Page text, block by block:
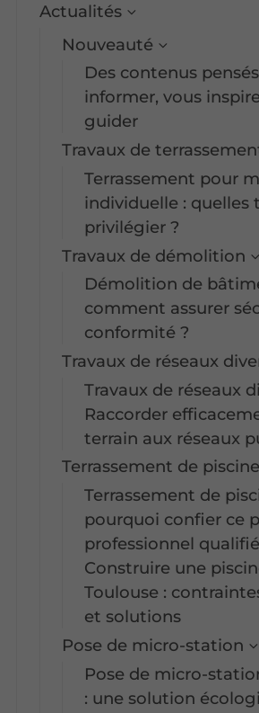
Actualités
Nouveauté
Des contenus
informer, vous
guider
Travaux de
Terrassement pour
individuelle : quelles
privilégier ?
Travaux de démolition
Démolition de
comment assurer
conformité ?
Travaux de réseaux
Travaux de réseaux
Raccorder
terrain aux réseaux
Terrassement de
Terrassement de
pourquoi confier ce
professionnel
Construire une
Toulouse :
et solutions
Pose de micro-station
Pose de micro-
: une solution